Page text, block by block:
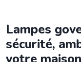
Lampes
sécurité,